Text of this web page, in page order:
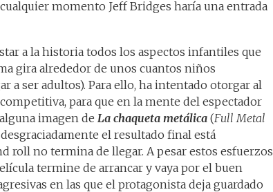
momento Jeff Bridges haría una entrada
a la historia todos los aspectos infantiles que
gira alrededor de unos cuantos niños
a ser adultos). Para ello, ha intentado otorgar al
para que en la mente del espectador
imagen de La chaqueta metálica (Full Metal
el resultado final está
roll no termina de llegar. A pesar estos esfuerzos
termine de arrancar y vaya por el buen
en las que el protagonista deja guardado